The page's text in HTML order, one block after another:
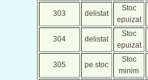
303 delistat
Stoc
epuizat
304 delistat
Stoc
epuizat
305 pe stoc
Stoc
minim